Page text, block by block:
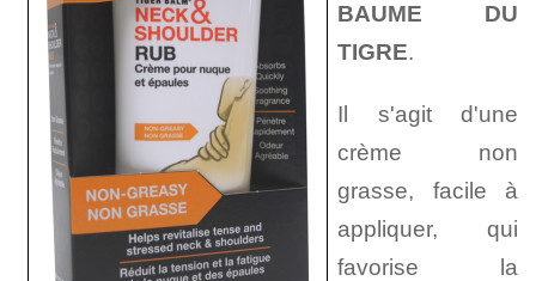
BAUME DU
TIGRE.
Il s'agit d'une
crème non
grasse, facile à
appliquer, qui
favorise la